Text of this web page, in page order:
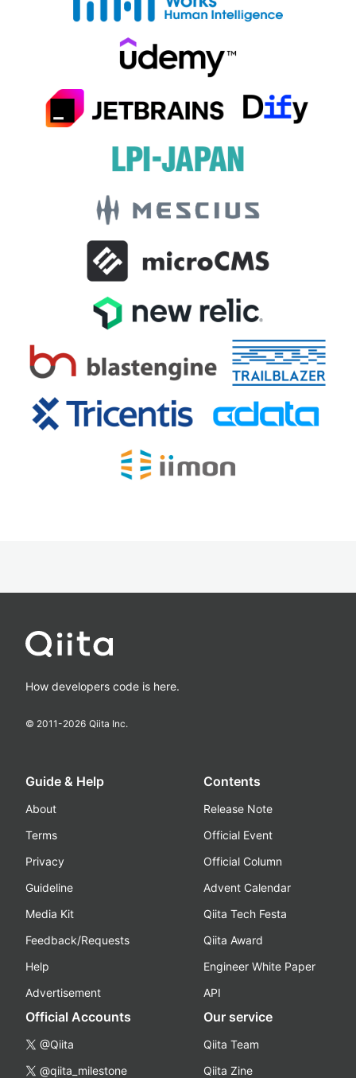
How developers code is here.
© 2011-2026 Qiita Inc.
Guide & Help
About
Terms
Privacy
Guideline
Media Kit
Feedback/Requests
Help
Advertisement
Contents
Release Note
Official Event
Official Column
Advent Calendar
Qiita Tech Festa
Qiita Award
Engineer White Paper
API
Official Accounts
@Qiita
@qiita_milestone
Our service
Qiita Team
Qiita Zine